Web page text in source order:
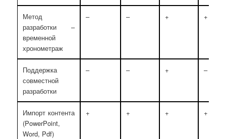
Метод
разработки –
временной
хронометраж
– – + +
Поддержка
совместной
разработки
– – + –
Импорт контента
(PowerPoint,
Word, Pdf)
+ + + +